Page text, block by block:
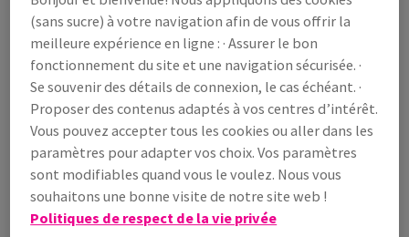
Article 3: Objectifs
L’objectif de cette opération est de récompenser la
fidélité des clients100% internet.
Article 4: Principe
Du 1er Mai au 30 Juin 2022 , chaque entreprise s’étant
créé un compte client directement sur le site web
antalis.beet ayant commandé se verra crédité le
montant de10 actions Time for the Planet (Valeur de
(sans sucre) à votre navigation afin de vous offrir la
meilleure expérience en ligne : · Assurer le bon
fonctionnement du site et une navigation sécurisée. ·
Se souvenir des détails de connexion, le cas échéant. ·
Proposer des contenus adaptés à vos centres d’intérêt.
Vous pouvez accepter tous les cookies ou aller dans les
paramètres pour adapter vos choix. Vos paramètres
sont modifiables quand vous le voulez. Nous vous
souhaitons une bonne visite de notre site web !
Politiques de respect de la vie privée